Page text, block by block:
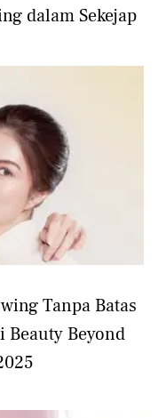
dalam Sekejap
Tanpa Batas
Beauty Beyond